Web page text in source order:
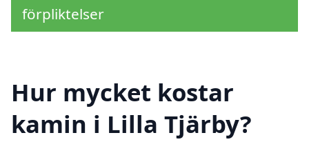
förpliktelser
Hur mycket kostar
kamin i Lilla Tjärby?